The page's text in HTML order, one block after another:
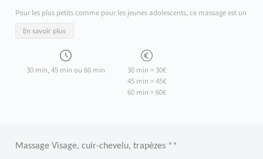
Pour les plus petits comme pour les jeunes adolescents, ce massage est un
En savoir plus
30 min, 45 min ou 60 min
30 min = 30€
45 min = 45€
60 min = 60€
Massage Visage, cuir-chevelu, trapèzes **